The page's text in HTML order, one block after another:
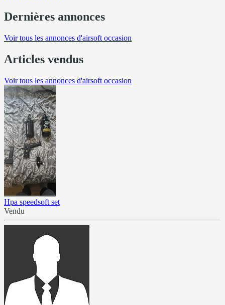
Dernières annonces
Voir tous les annonces d'airsoft occasion
Articles vendus
Voir tous les annonces d'airsoft occasion
Hpa speedsoft set
Vendu